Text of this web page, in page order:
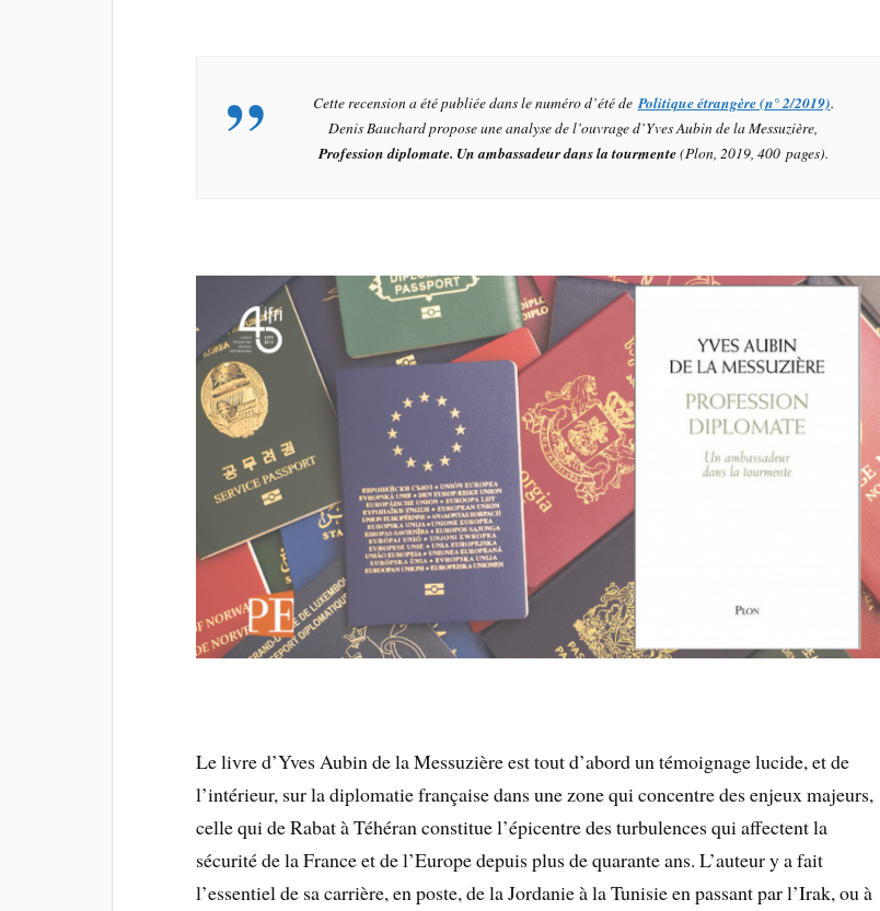
Cette recension a été publiée dans le numéro d’été dePolitique étrangère(n° 2/2019).
Denis Bauchard propose une analyse de l’ouvrage d’Yves Aubin de la Messuzière,
Profession diplomate. Un ambassadeur dans la tourmente(Plon, 2019, 400 pages).
Le livre d’Yves Aubin de la Messuzière est tout d’abord un témoignage lucide, et de
l’intérieur, sur la diplomatie française dans une zone qui concentre des enjeux majeurs,
celle qui de Rabat à Téhéran constitue l’épicentre des turbulences qui affectent la
sécurité de la France et de l’Europe depuis plus de quarante ans. L’auteur y a fait
l’essentiel de sa carrière, en poste, de la Jordanie à la Tunisie en passant par l’Irak, ou à